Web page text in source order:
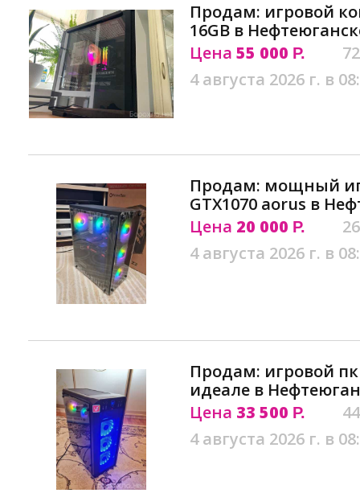
Продам: игровой
16GB в
Цена 55 000 Р.
4 августа 2026 г. в
Продам: мощный
GTX1070 aorus в
Цена 20 000 Р.
4 августа 2026 г. в
Продам: игровой пк
идеале в
Цена 33 500 Р.
4 августа 2026 г. в